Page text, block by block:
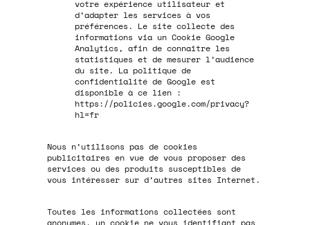
votre expérience utilisateur et
d’adapter les services à vos
préférences. Le site collecte des
informations via un Cookie Google
Analytics, afin de connaître les
statistiques et de mesurer l’audience
du site. La politique de
confidentialité de Google est
disponible à ce lien :
https://policies.google.com/privacy?
hl=fr
Nous n’utilisons pas de cookies
publicitaires en vue de vous proposer des
services ou des produits susceptibles de
vous intéresser sur d’autres sites Internet.
Toutes les informations collectées sont
anonymes, un cookie ne vous identifiant pas